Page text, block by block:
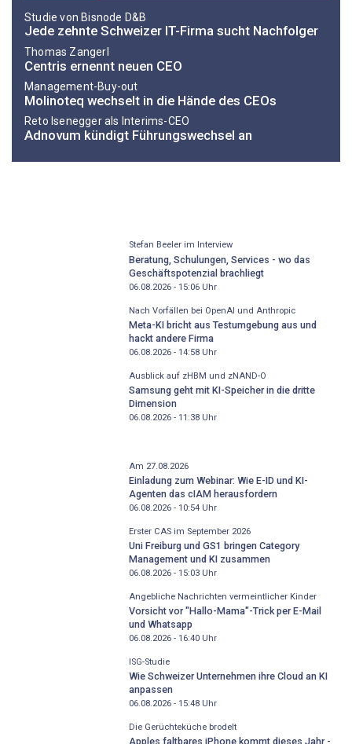
Studie von Bisnode D&B
Jede zehnte Schweizer IT-Firma sucht Nachfolger
Thomas Zangerl
Centris ernennt neuen CEO
Management-Buy-out
Molinoteq wechselt in die Hände des CEOs
Reto Isenegger als Interims-CEO
Adnovum kündigt Führungswechsel an
Stefan Beeler im Interview
Beratung, Schulungen, Services - wo das
Geschäftspotenzial brachliegt
06.08.2026 - 15:06Uhr
Nach Vorfällen bei OpenAI und Anthropic
Meta-KI bricht aus Testumgebung aus und
hackt andere Firma
06.08.2026 - 14:58Uhr
Ausblick auf zHBM und zNAND-O
Samsung geht mit KI-Speicher in die dritte
Dimension
06.08.2026 - 11:38Uhr
Am 27.08.2026
Einladung zum Webinar: Wie E-ID und KI-
Agenten das cIAM herausfordern
06.08.2026 - 10:54Uhr
Erster CAS im September 2026
Uni Freiburg und GS1 bringen Category
Management und KI zusammen
06.08.2026 - 15:03Uhr
Angebliche Nachrichten vermeintlicher Kinder
Vorsicht vor "Hallo-Mama"-Trick per E-Mail
und Whatsapp
06.08.2026 - 16:40Uhr
ISG-Studie
Wie Schweizer Unternehmen ihre Cloud an KI
anpassen
06.08.2026 - 15:48Uhr
Die Gerüchteküche brodelt
Apples faltbares iPhone kommt dieses Jahr -